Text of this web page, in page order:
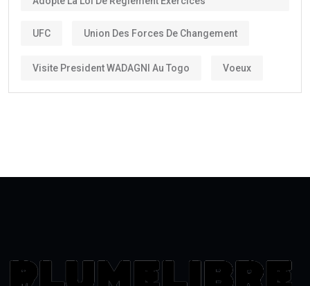
UFC Union Des Forces De Changement
Visite President WADAGNI Au Togo Voeux